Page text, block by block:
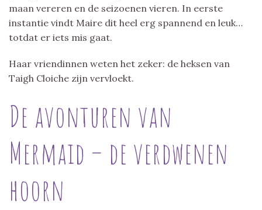
maan vereren en de seizoenen vieren. In eerste
instantie vindt Maire dit heel erg spannend en leuk…
totdat er iets mis gaat.
Haar vriendinnen weten het zeker: de heksen van
Taigh Cloiche zijn vervloekt.
De avonturen van
Mermaid – de verdwenen
hoorn